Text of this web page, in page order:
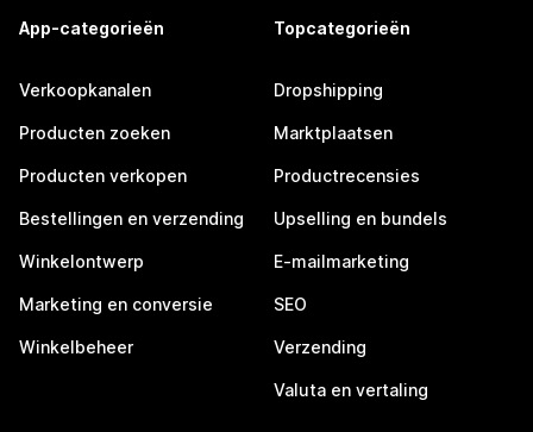
App-categorieën
Verkoopkanalen
Producten zoeken
Producten verkopen
Bestellingen en verzending
Winkelontwerp
Marketing en conversie
Winkelbeheer
Topcategorieën
Dropshipping
Marktplaatsen
Productrecensies
Upselling en bundels
E-mailmarketing
SEO
Verzending
Valuta en vertaling